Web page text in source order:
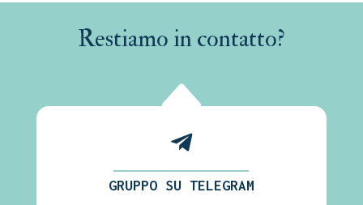
Restiamo in contatto?
B

GRUPPO SU TELEGRAM